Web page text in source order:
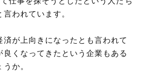
われています。
済が上向きになったとも言われて
良くなってきたという企業もある
か。